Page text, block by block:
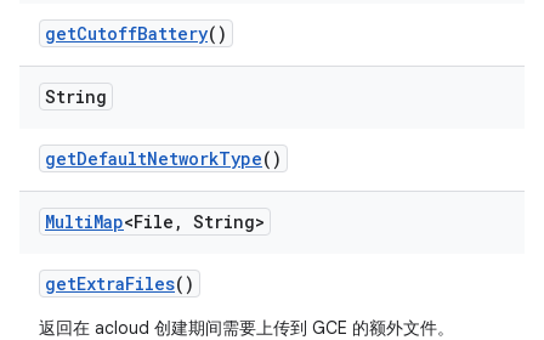
getCutoffBattery()
String
getDefaultNetworkType()
MultiMap<File , String>
getExtraFiles()
返回在 acloud 创建期间需要上传到 GCE 的额外文件。